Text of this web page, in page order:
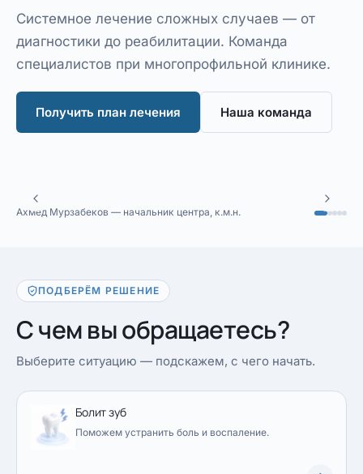
Системное лечение сложных случаев — от
диагностики до реабилитации. Команда
специалистов при многопрофильной клинике.
Получить план лечения Наша команда
Ахмед Мурзабеков — начальник центра, к.м.н.
ПОДБЕРЁМ РЕШЕНИЕ
С чем вы обращаетесь?
Выберите ситуацию — подскажем, с чего начать.
Болит зуб
Поможем устранить боль и воспаление.